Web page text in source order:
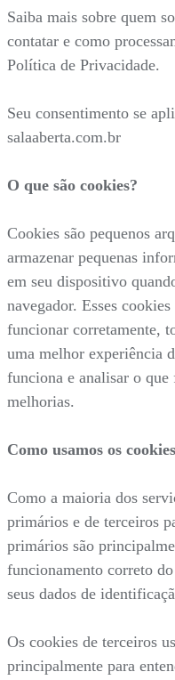
Saiba mais sobre quem
contatar e como
Política de Privacidade.
Seu consentimento se
salaaberta.com.br
O que são cookies?
Cookies são pequenos
armazenar pequenas
em seu dispositivo
navegador. Esses
funcionar corretamente,
uma melhor experiência
funciona e analisar o
melhorias.
Como usamos os
Como a maioria dos
primários e de terceiros
primários são
funcionamento correto
seus dados de
Os cookies de terceiros
principalmente para